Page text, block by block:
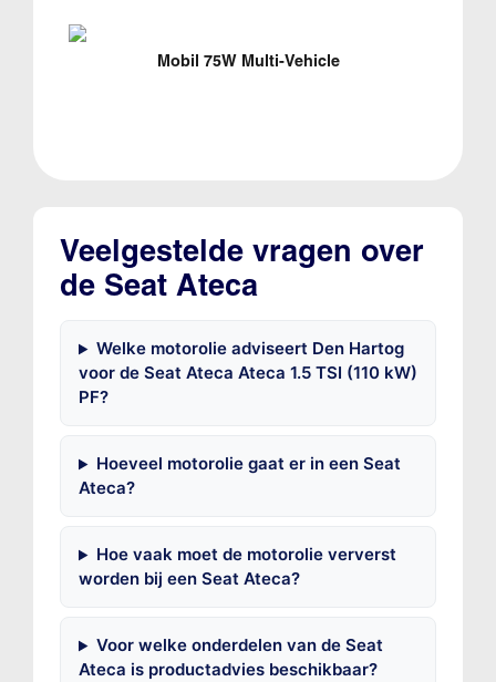
Mobil 75W Multi-Vehicle
Veelgestelde vragen over
de Seat Ateca
Welke motorolie adviseert Den Hartog
voor de Seat Ateca Ateca 1.5 TSI (110 kW)
PF?
Hoeveel motorolie gaat er in een Seat
Ateca?
Hoe vaak moet de motorolie ververst
worden bij een Seat Ateca?
Voor welke onderdelen van de Seat
Ateca is productadvies beschikbaar?